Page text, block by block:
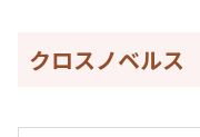
クロスノベルス